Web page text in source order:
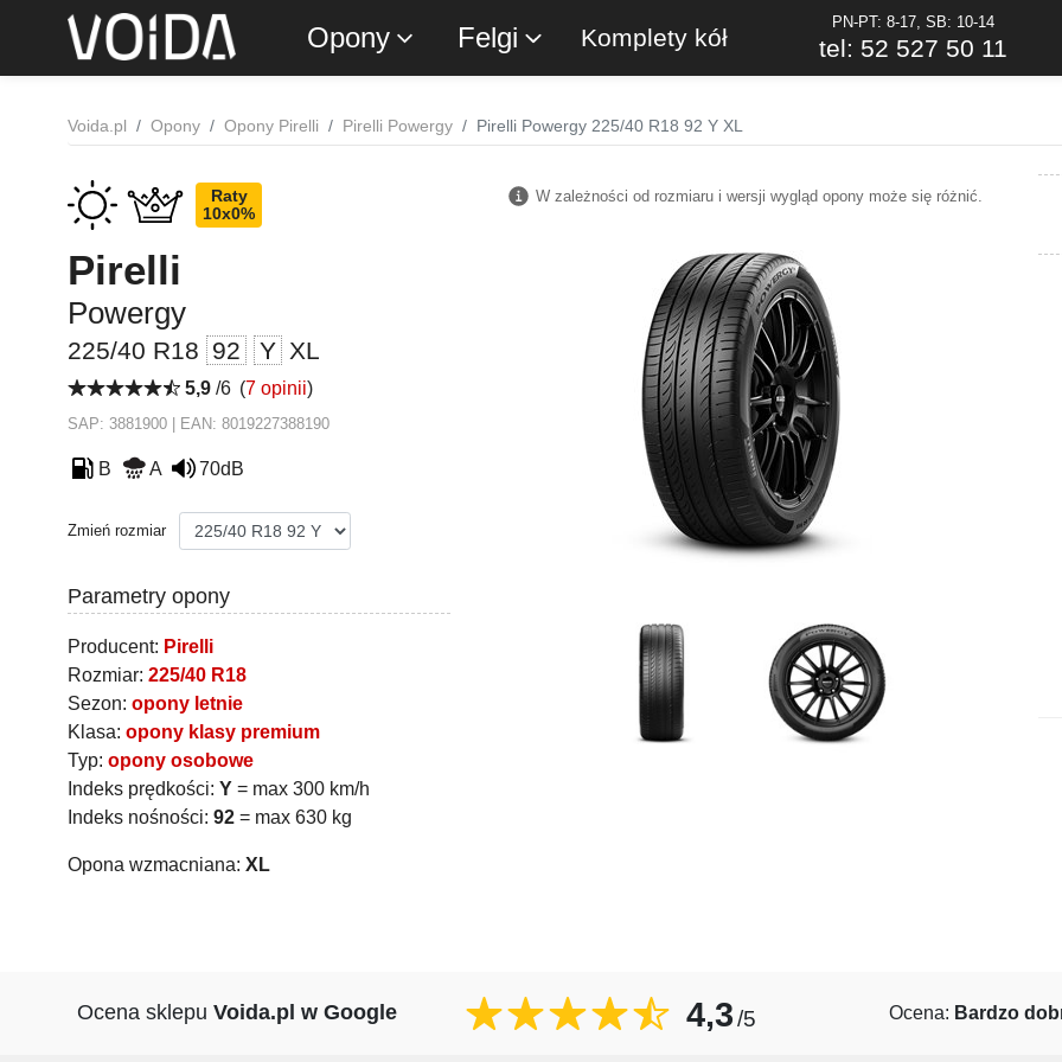
Opony Felgi Komplety kół
PN-PT: 8-17, SB: 10-14
tel: 52 527 50 11
Voida.pl Opony Opony Pirelli Pirelli Powergy Pirelli Powergy 225/40 R18 92 Y XL
Raty
10x0%
Pirelli
Powergy
225/40 R18 92 Y XL
5,9 /6 (7 opinii)
SAP: 3881900 | EAN: 8019227388190
B A 70dB
Zmień rozmiar
Parametry opony
Producent: Pirelli
Rozmiar: 225/40 R18
Sezon: opony letnie
Klasa: opony klasy premium
Typ: opony osobowe
Indeks prędkości: Y = max 300 km/h
Indeks nośności: 92 = max 630 kg
Opona wzmacniana: XL
W zależności od rozmiaru i wersji wygląd opony może się różnić.
Ocena sklepu Voida.pl w Google 4,3/5 Ocena: Bardzo